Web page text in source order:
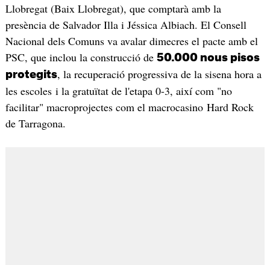
Llobregat (Baix Llobregat), que comptarà amb la
presència de Salvador Illa i Jéssica Albiach. El Consell
Nacional dels Comuns va avalar dimecres el pacte amb el
PSC, que inclou la construcció de 50.000 nous pisos
protegits, la recuperació progressiva de la sisena hora a
les escoles i la gratuïtat de l'etapa 0-3, així com "no
facilitar" macroprojectes com el macrocasino Hard Rock
de Tarragona.